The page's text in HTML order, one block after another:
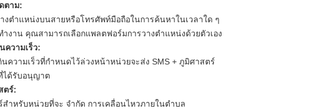
ตาม:
งตำแหน่งบนสายหรือโทรศัพท์มือถือในการค้นหาในเวลาใด ๆ
งาน คุณสามารถเลือกแพลตฟอร์มการวางตำแหน่งด้วยตัวเอง
ความเร็ว:
นความเร็วที่กำหนดไว้ล่วงหน้าหน่วยจะส่ง SMS + ภูมิศาสตร์
ได้รับอนุญาต
ตร์:
ำหรับหน่วยที่จะ จำกัด การเคลื่อนไหวภายในตำบล